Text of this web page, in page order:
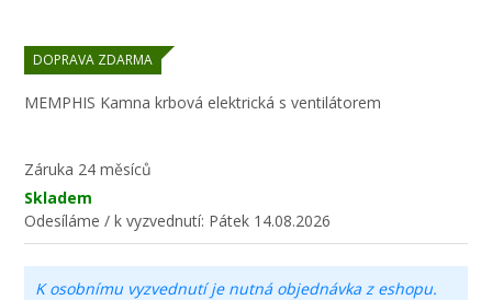
DOPRAVA ZDARMA
MEMPHIS Kamna krbová elektrická s ventilátorem
Záruka 24 měsíců
Skladem
Odesíláme / k vyzvednutí: Pátek 14.08.2026
K osobnímu vyzvednutí je nutná objednávka z eshopu.